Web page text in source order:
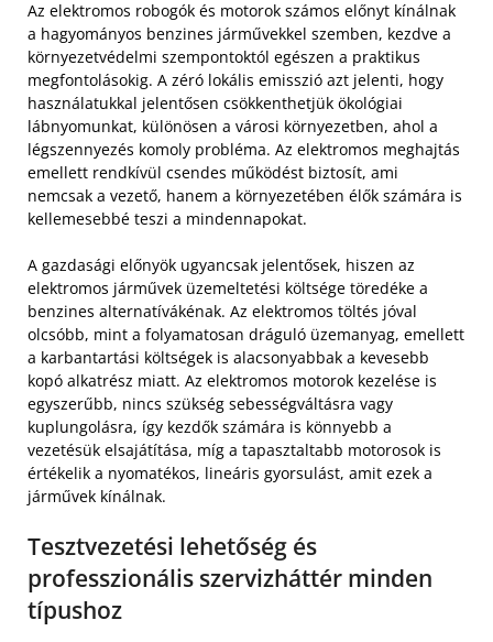
Az elektromos robogók és motorok számos előnyt kínálnak
a hagyományos benzines járművekkel szemben, kezdve a
környezetvédelmi szempontoktól egészen a praktikus
megfontolásokig. A zéró lokális emisszió azt jelenti, hogy
használatukkal jelentősen csökkenthetjük ökológiai
lábnyomunkat, különösen a városi környezetben, ahol a
légszennyezés komoly probléma. Az elektromos meghajtás
emellett rendkívül csendes működést biztosít, ami
nemcsak a vezető, hanem a környezetében élők számára is
kellemesebbé teszi a mindennapokat.
A gazdasági előnyök ugyancsak jelentősek, hiszen az
elektromos járművek üzemeltetési költsége töredéke a
benzines alternatívákénak. Az elektromos töltés jóval
olcsóbb, mint a folyamatosan dráguló üzemanyag, emellett
a karbantartási költségek is alacsonyabbak a kevesebb
kopó alkatrész miatt. Az elektromos motorok kezelése is
egyszerűbb, nincs szükség sebességváltásra vagy
kuplungolásra, így kezdők számára is könnyebb a
vezetésük elsajátítása, míg a tapasztaltabb motorosok is
értékelik a nyomatékos, lineáris gyorsulást, amit ezek a
járművek kínálnak.
Tesztvezetési lehetőség és
professzionális szervizháttér minden
típushoz